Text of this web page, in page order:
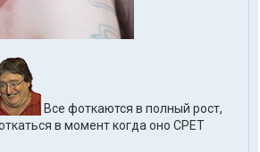
Все фоткаются в полный рост,
в момент когда оно СРЕТ